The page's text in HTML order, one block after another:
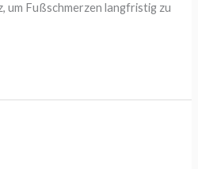
um Fußschmerzen langfristig zu